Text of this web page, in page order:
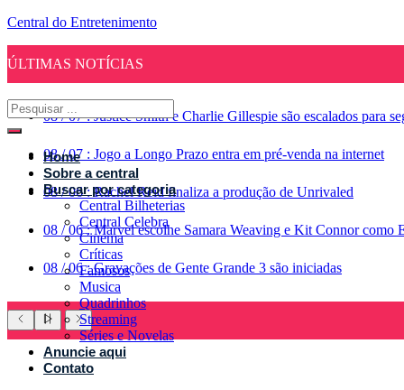
Central do Entretenimento
ÚLTIMAS NOTÍCIAS
08 / 07 : Justice Smith e Charlie Gillespie são escalados para
08 / 07 : Jogo a Longo Prazo entra em pré-venda na internet
08 / 06 : Rachel Reid finaliza a produção de Unrivaled
08 / 06 : Marvel escolhe Samara Weaving e Kit Connor como
08 / 06 : Gravações de Gente Grande 3 são iniciadas
Home
Sobre a central
Buscar por categoria
Central Bilheterias
Central Celebra
Cinema
Críticas
Famosos
Musica
Quadrinhos
Streaming
Séries e Novelas
Anuncie aqui
Contato